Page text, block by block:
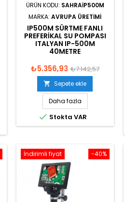
ÜRÜN KODU: SAHRAIP500M
MARKA:AVRUPA ÜRETIMI
IP500M SÜRTME FANLI
PREFERIKAL SU POMPASI
ITALYAN IP-500M
40METRE
₺5.356,93 ₺7.142,57
 Sepete ekle
Daha fazla
 Stokta VAR
-40%
İndirimli fiyat